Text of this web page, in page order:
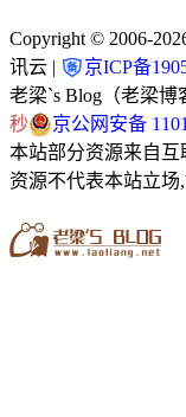
Copyright © 2006-
讯云 |
京ICP备
老梁`s Blog（老梁博
秒
京公网安备
本站部分资源来自
资源不代表本站立